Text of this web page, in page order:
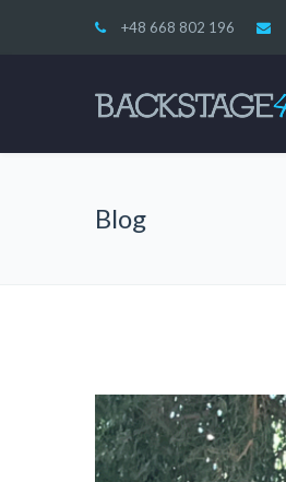
+48 668 802 196
Blog